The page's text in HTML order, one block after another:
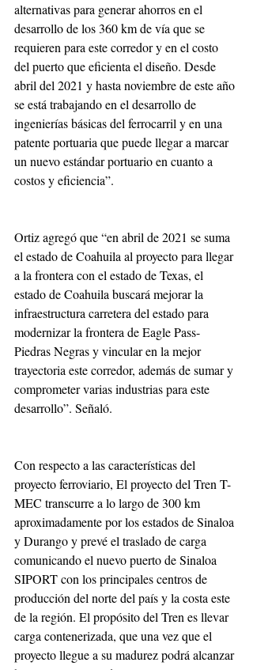
alternativas para generar ahorros en el
desarrollo de los 360 km de vía que se
requieren para este corredor y en el costo
del puerto que eficienta el diseño. Desde
abril del 2021 y hasta noviembre de este año
se está trabajando en el desarrollo de
ingenierías básicas del ferrocarril y en una
patente portuaria que puede llegar a marcar
un nuevo estándar portuario en cuanto a
costos y eficiencia”.
Ortiz agregó que “en abril de 2021 se suma
el estado de Coahuila al proyecto para llegar
a la frontera con el estado de Texas, el
estado de Coahuila buscará mejorar la
infraestructura carretera del estado para
modernizar la frontera de Eagle Pass-
Piedras Negras y vincular en la mejor
trayectoria este corredor, además de sumar y
comprometer varias industrias para este
desarrollo”. Señaló.
Con respecto a las características del
proyecto ferroviario, El proyecto del Tren T-
MEC transcurre a lo largo de 300 km
aproximadamente por los estados de Sinaloa
y Durango y prevé el traslado de carga
comunicando el nuevo puerto de Sinaloa
SIPORT con los principales centros de
producción del norte del país y la costa este
de la región. El propósito del Tren es llevar
carga contenerizada, que una vez que el
proyecto llegue a su madurez podrá alcanzar